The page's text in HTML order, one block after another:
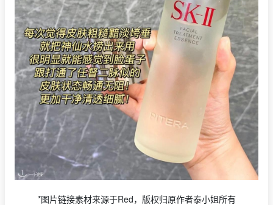
*图片链接素材来源于Red，版权归原作者泰小姐所有